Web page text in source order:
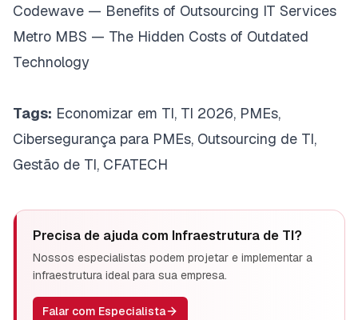
Codewave — Benefits of Outsourcing IT Services
Metro MBS — The Hidden Costs of Outdated
Technology
Tags: Economizar em TI, TI 2026, PMEs,
Cibersegurança para PMEs, Outsourcing de TI,
Gestão de TI, CFATECH
Precisa de ajuda com Infraestrutura de TI?
Nossos especialistas podem projetar e implementar a
infraestrutura ideal para sua empresa.
Falar com Especialista